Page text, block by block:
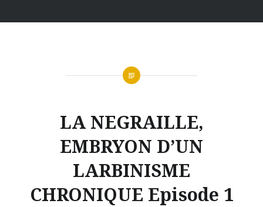
LA NEGRAILLE,
EMBRYON D’UN
LARBINISME
CHRONIQUE Episode 1